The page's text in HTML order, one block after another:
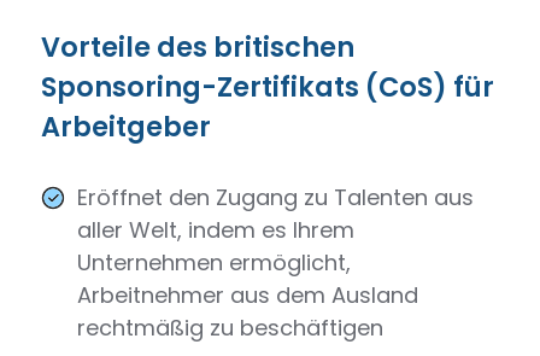
Vorteile des britischen
Sponsoring-Zertifikats (CoS) für
Arbeitgeber
Eröffnet den Zugang zu Talenten aus
aller Welt, indem es Ihrem
Unternehmen ermöglicht,
Arbeitnehmer aus dem Ausland
rechtmäßig zu beschäftigen